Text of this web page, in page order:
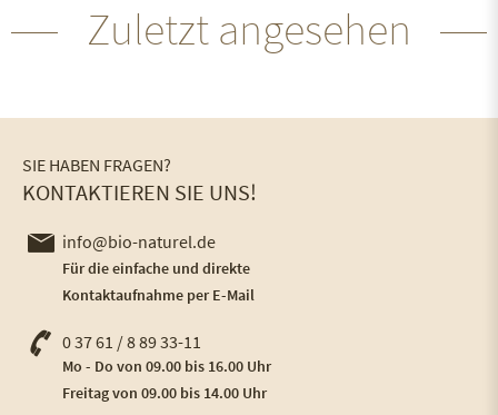
Zuletzt angesehen
SIE HABEN FRAGEN?
KONTAKTIEREN SIE UNS!
info@bio-naturel.de
Für die einfache und direkte
Kontaktaufnahme per E-Mail
0 37 61 / 8 89 33-11
Mo - Do von 09.00 bis 16.00 Uhr
Freitag von 09.00 bis 14.00 Uhr